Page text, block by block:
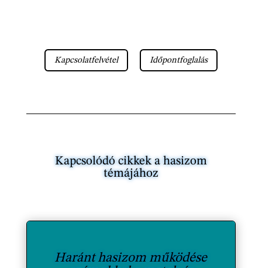
Kapcsolatfelvétel Időpontfoglalás
Kapcsolódó cikkek a hasizom
témájához
Haránt hasizom működése